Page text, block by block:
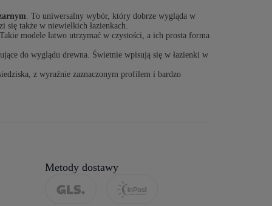
. To uniwersalny wybór, który dobrze wygląda w
się także w niewielkich łazienkach.
modele łatwo utrzymać w czystości, a ich prosta forma
do wyglądu drewna. Świetnie wpisują się w łazienki w
z wyraźnie zaznaczonym profilem i bardzo
Metody dostawy